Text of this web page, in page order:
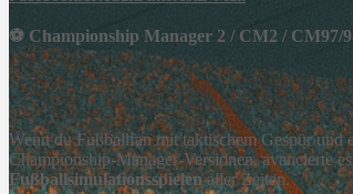
⚽ Championship Manager 2 / CM2 / CM97/
Wenn du Fußballfan mit taktischem Gespür und
Championship-Manager-Versionen, avancierte
Fußballsimulationsspielenaller Zeiten.